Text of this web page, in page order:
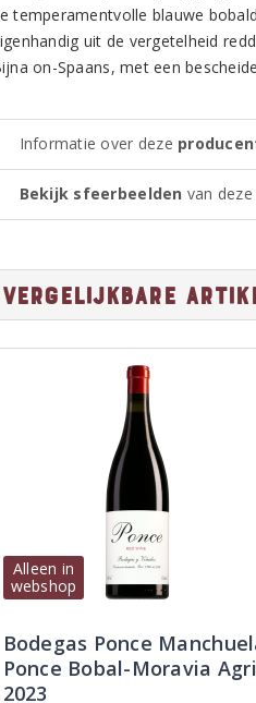
temperamentvolle blauwe
uit de vergetelheid
on-Spaans, met een
Informatie over deze
Bekijk sfeerbeelden van
Vergelijkbare
Alleen in
webshop
Bodegas Ponce
Ponce Bobal-Moravia
2023